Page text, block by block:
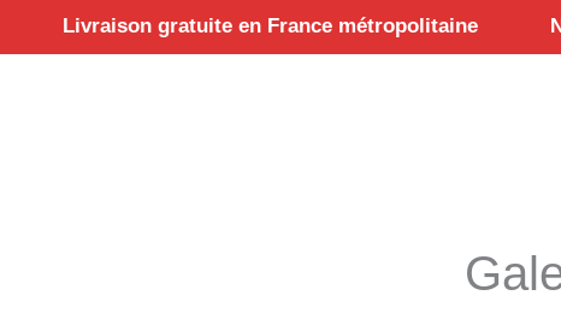
Livraison gratuite en France métropolitaine